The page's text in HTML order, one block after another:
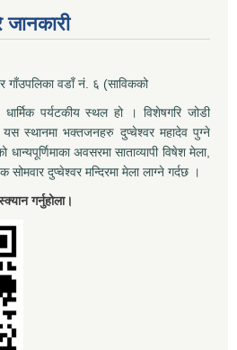
जानकारी
गाँउपलिका वडाँ नं. ६ (साविकको
पर्यटकीय स्थल हो । विशेषगरि जोडी
यस स्थानमा भक्तजनहरु दुप्चेश्वर महादेव पुग्ने
अवसरमा साताव्यापी विषेश मेला,
सोमवार दुप्चेश्वर मन्दिरमा मेला लाग्ने गर्दछ ।
गर्नुहोला।